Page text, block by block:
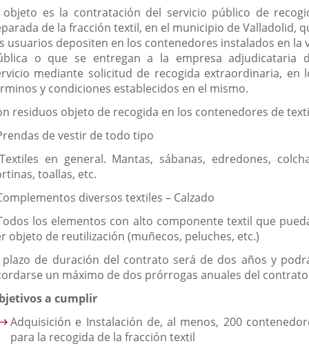
objeto es la contratación del servicio público de
de la fracción textil, en el municipio de Valladolid,
usuarios depositen en los contenedores instalados en la
o que se entregan a la empresa adjudicataria
mediante solicitud de recogida extraordinaria, en
y condiciones establecidos en el mismo.
residuos objeto de recogida en los contenedores de
de vestir de todo tipo
en general. Mantas, sábanas, edredones,
toallas, etc.
diversos textiles – Calzado
los elementos con alto componente textil que
objeto de reutilización (muñecos, peluches, etc.)
plazo de duración del contrato será de dos años y
un máximo de dos prórrogas anuales del
a cumplir
Adquisición e Instalación de, al menos, 200
para la recogida de la fracción textil